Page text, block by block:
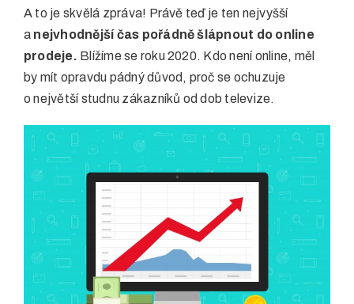
A to je skvělá zpráva! Právě teď je ten nejvyšší
a nejvhodnější čas pořádně šlápnout do online
prodeje. Blížíme se roku 2020. Kdo není online, měl
by mít opravdu pádný důvod, proč se ochuzuje
o největší studnu zákazníků od dob televize.